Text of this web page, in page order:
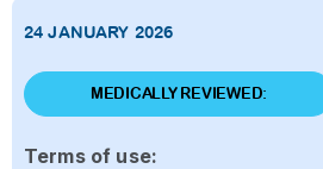
24 JANUARY 2026
MEDICALLY REVIEWED:
Terms of use: